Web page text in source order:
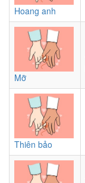
Hoang anh
Mỡ
Thiên bảo